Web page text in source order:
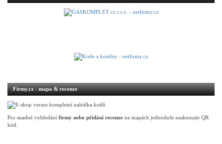
Firmy.cz - mapa & recenze
Pro snadné vyhledání firmy nebo přidání recenze na mapách jednoduše naskenujte QR
kód.